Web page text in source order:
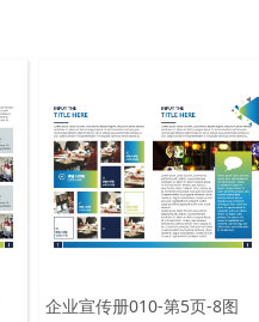
企业宣传册010-第5页-8图